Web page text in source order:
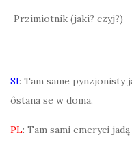
Przimiotnik (jaki? czyj?)
SI: Tam same pynzjōnisty
ôstana se w dōma.
PL: Tam sami emeryci